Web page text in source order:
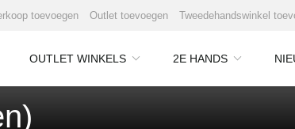
toevoegen Outlet toevoegen Tweedehandswinkel
OUTLET WINKELS 2E HANDS